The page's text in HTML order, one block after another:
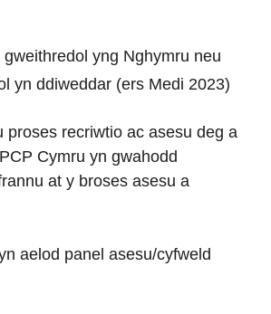
yng Nghymru neu
yn ddiweddar (ers Medi 2023)
proses recriwtio ac asesu deg a
Cymru yn gwahodd
at y broses asesu a
aelod panel asesu/cyfweld